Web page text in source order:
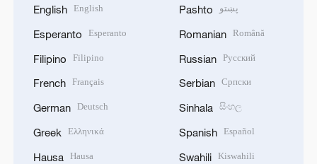
English English
Esperanto Esperanto
Filipino Filipino
French Français
German Deutsch
Greek Ελληνικά
Hausa Hausa
Pashto پښتو
Romanian Română
Russian Русский
Serbian Српски
Sinhala සිංහල
Spanish Español
Swahili Kiswahili